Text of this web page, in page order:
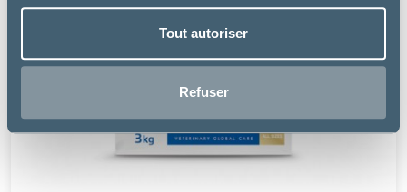
Tout autoriser
Refuser